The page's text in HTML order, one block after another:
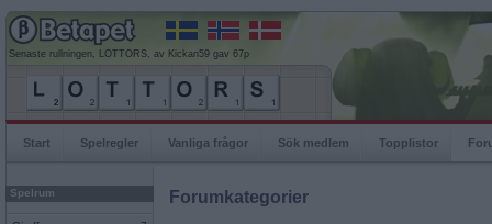
Senaste rullningen, LOTTORS, av Kickan59 gav 67p
Start Spelregler Vanliga frågor Sök medlem Topplistor
Spelrum Forumkategorier